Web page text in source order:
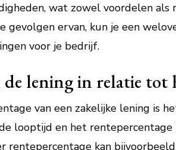
wat zowel voordelen als
gevolgen ervan, kun je een
voor je bedrijf.
lening in relatie tot
van een zakelijke lening is
looptijd en het rentepercentage
rentepercentage kan